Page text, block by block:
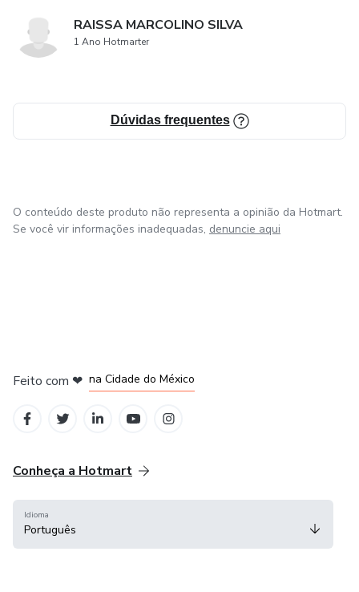
RAISSA MARCOLINO SILVA
1 Ano Hotmarter
Dúvidas frequentes
O conteúdo deste produto não representa a opinião da Hotmart.
Se você vir informações inadequadas, denuncie aqui
Feito com ❤ na Cidade do México
Conheça a Hotmart
Idioma
Português